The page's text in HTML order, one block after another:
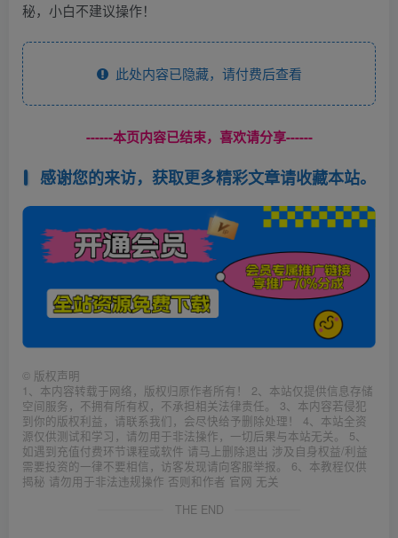
秘，小白不建议操作！
此处内容已隐藏，请付费后查看
------本页内容已结束，喜欢请分享------
感谢您的来访，获取更多精彩文章请收藏本站。
© 版权声明
1、本内容转载于网络，版权归原作者所有！ 2、本站仅提供信息存储
空间服务，不拥有所有权，不承担相关法律责任。 3、本内容若侵犯
到你的版权利益，请联系我们，会尽快给予删除处理！ 4、本站全资
源仅供测试和学习，请勿用于非法操作，一切后果与本站无关。 5、
如遇到充值付费环节课程或软件 请马上删除退出 涉及自身权益/利益
需要投资的一律不要相信，访客发现请向客服举报。 6、本教程仅供
揭秘 请勿用于非法违规操作 否则和作者 官网 无关
THE END